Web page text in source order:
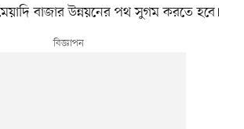
বাজার উন্নয়নের পথ সুগম করতে হবে।